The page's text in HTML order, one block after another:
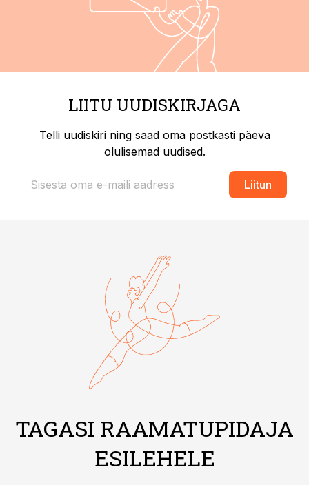
LIITU UUDISKIRJAGA
Telli uudiskiri ning saad oma postkasti päeva
olulisemad uudised.
Liitun
TAGASI RAAMATUPIDAJA
ESILEHELE